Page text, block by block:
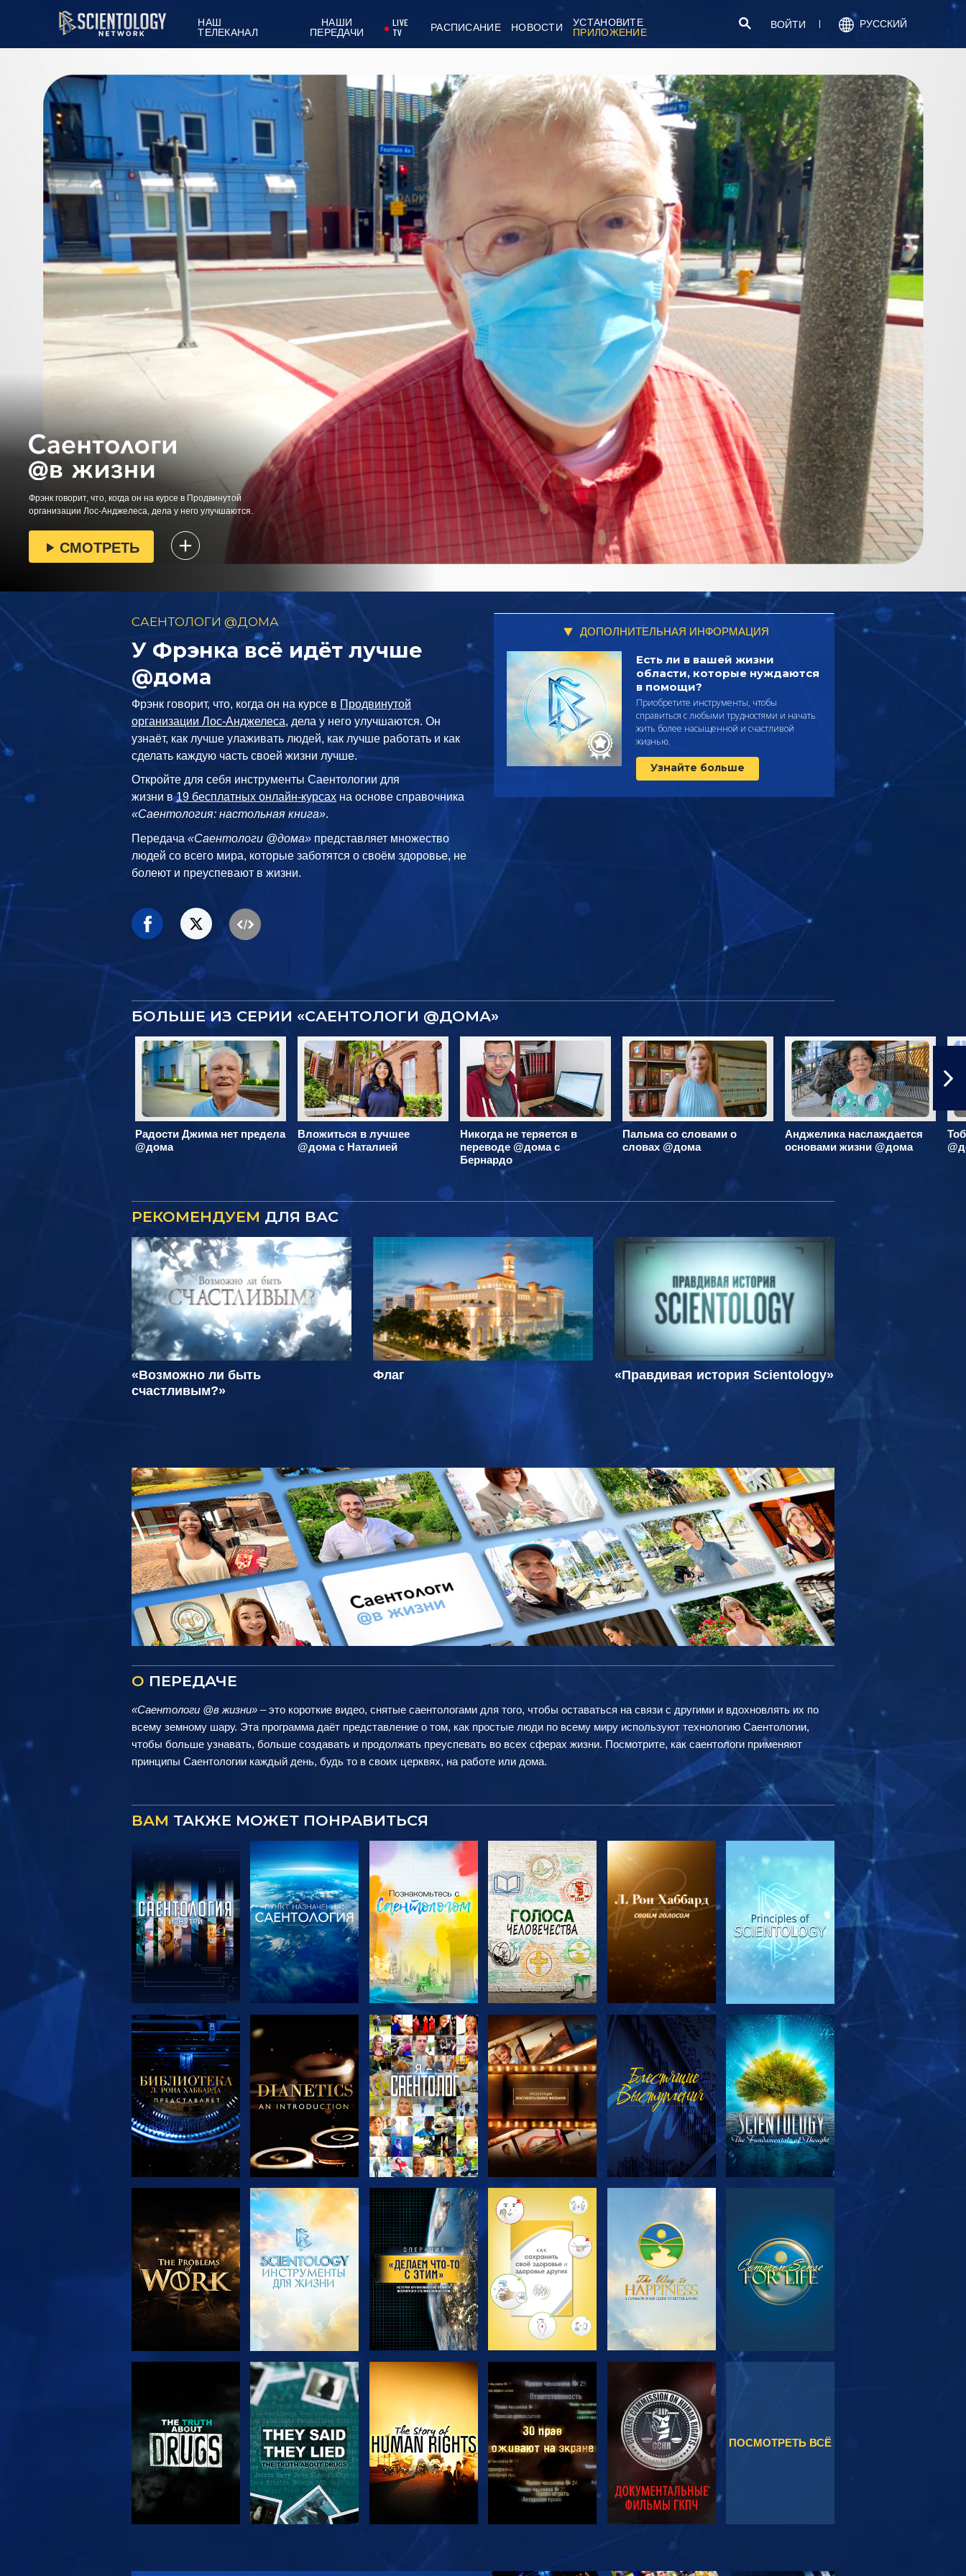
НАШ
ТЕЛЕКАНАЛ
НАШИ
ПЕРЕДАЧИ
LIVE
TV
РАСПИСАНИЕ НОВОСТИ
УСТАНОВИТЕ
ПРИЛОЖЕНИЕ
ВОЙТИ РУССКИЙ
Фрэнк говорит, что, когда он на курсе в Продвинутой
организации Лос-Анджелеса, дела у него улучшаются.
СМОТРЕТЬ
САЕНТОЛОГИ @ДОМА
У Фрэнка всё идёт лучше
@дома
Фрэнк говорит, что, когда он на курсе в Продвинутой
организации Лос-Анджелеса, дела у него улучшаются. Он
узнаёт, как лучше улаживать людей, как лучше работать и как
сделать каждую часть своей жизни лучше.
Откройте для себя инструменты Саентологии для
жизни в19 бесплатных онлайн-курсах на основе справочника
«Саентология: настольная книга».
Передача«Саентологи @дома» представляет множество
людей со всего мира, которые заботятся о своём здоровье, не
болеют и преуспевают в жизни.
ДОПОЛНИТЕЛЬНАЯ ИНФОРМАЦИЯ
Есть ли в вашей жизни
области, которые нуждаются
в помощи?
Приобретите инструменты, чтобы
справиться с любыми трудностями и начать
жить более насыщенной и счастливой
жизнью.
Узнайте больше
БОЛЬШЕ ИЗ СЕРИИ «САЕНТОЛОГИ @ДОМА»
Радости Джима нет предела
@дома
Вложиться в лучшее
@дома с Наталией
Никогда не теряется в
переводе @дома с
Бернардо
Пальма со словами о
словах @дома
Анджелика наслаждается
основами жизни @дома
РЕКОМЕНДУЕМ ДЛЯ ВАС
«Возможно ли быть
счастливым?»
Флаг «Правдивая история Scientology»
О ПЕРЕДАЧЕ
«Саентологи @в жизни» – это короткие видео, снятые саентологами для того, чтобы оставаться на связи с другими и вдохновлять их по
всему земному шару. Эта программа даёт представление о том, как простые люди по всему миру используют технологию Саентологии,
чтобы больше узнавать, больше создавать и продолжать преуспевать во всех сферах жизни. Посмотрите, как саентологи применяют
принципы Саентологии каждый день, будь то в своих церквях, на работе или дома.
ВАМ ТАКЖЕ МОЖЕТ ПОНРАВИТЬСЯ
СМОТРЕТЬ
ПЕРЕДАЧИ
СМОТРЕТЬ
ПЕРЕДАЧИ
СМОТРЕТЬ
ПЕРЕДАЧИ
СМОТРЕТЬ
ПЕРЕДАЧИ
СМОТРЕТЬ
ПЕРЕДАЧИ
СМОТРЕТЬ
СМОТРЕТЬ
ПЕРЕДАЧИ
СМОТРЕТЬ
СМОТРЕТЬ
ПЕРЕДАЧИ
СМОТРЕТЬ
ПЕРЕДАЧИ
СМОТРЕТЬ
ПЕРЕДАЧИ
СМОТРЕТЬ СМОТРЕТЬ СМОТРЕТЬ СМОТРЕТЬ
ПОСМОТРЕТЬ ВСЁ